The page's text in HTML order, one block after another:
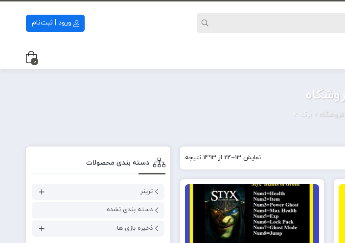
ورود | ثبت‌نام
0
فروشگاه » برگه 2
نمایش 13–24 از 1493 نتیجه
دسته‌ بندی محصولات
ترینر
دسته بندی نشده
ذخیره بازی ها